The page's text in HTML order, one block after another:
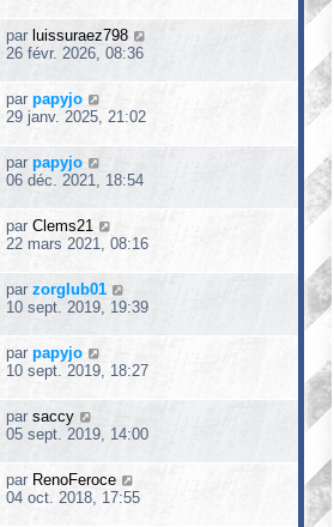
par luissuraez798
26 févr. 2026, 08:36
par papyjo
29 janv. 2025, 21:02
par papyjo
06 déc. 2021, 18:54
par Clems21
22 mars 2021, 08:16
par zorglub01
10 sept. 2019, 19:39
par papyjo
10 sept. 2019, 18:27
par saccy
05 sept. 2019, 14:00
par RenoFeroce
04 oct. 2018, 17:55